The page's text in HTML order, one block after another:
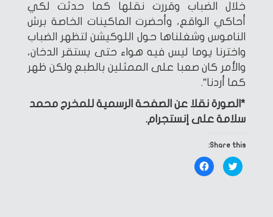
خلال الضباب وقررت نقلها كما حدثت لكي
أحاكي الواقع، وأحضرت الماكينات الخاصة برش
الناموس وشغلناها حول اللوكيشن لتظهر الضباب
واخترنا يوما ليس فيه هواء حتى يستقر الدخان،
والأمر كان صعبا على الممثلين بالطبع ولكن ظهر
كما أردنا”.
*الصورة نقلا عن الصفحة الرسمية للمخرج محمد
سلامة على إنستجرام.
Share this:
Click
to
share
Click
to